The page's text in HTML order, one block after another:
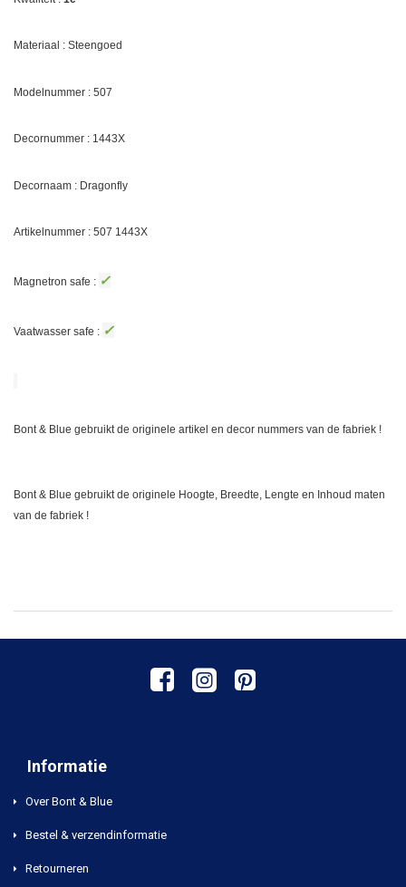
Materiaal : Steengoed
Modelnummer : 507
Decornummer : 1443X
Decornaam : Dragonfly
Artikelnummer : 507 1443X
Magnetron safe : ✓
Vaatwasser safe : ✓
Bont & Blue gebruikt de originele artikel en decor nummers van de fabriek !
Bont & Blue gebruikt de originele Hoogte, Breedte, Lengte en Inhoud maten
van de fabriek !
Informatie
Over Bont & Blue
Bestel & verzendinformatie
Retourneren